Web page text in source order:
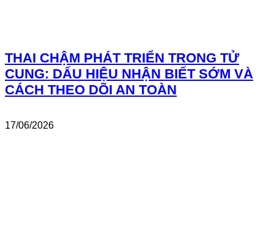
THAI CHẬM PHÁT TRIỂN TRONG TỬ
CUNG: DẤU HIỆU NHẬN BIẾT SỚM VÀ
CÁCH THEO DÕI AN TOÀN
17/06/2026